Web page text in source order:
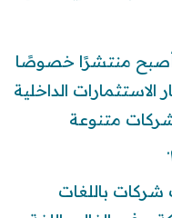
أصبح منتشرًا خصوصًا
الاستثمارات الداخلية
شركات متنوعة
باللغات